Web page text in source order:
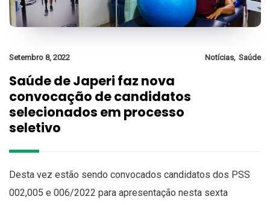
Setembro 8, 2022 Notícias, Saúde
Saúde de Japeri faz nova
convocação de candidatos
selecionados em processo
seletivo
Desta vez estão sendo convocados candidatos dos PSS
002,005 e 006/2022 para apresentação nesta sexta